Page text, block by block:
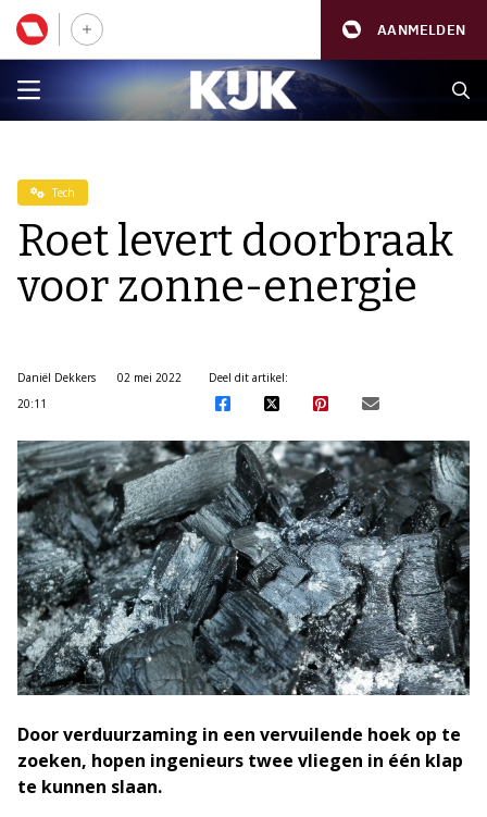
AANMELDEN
Tech
Roet levert doorbraak
voor zonne-energie
Daniël Dekkers
02 mei 2022
20:11
Deel dit artikel:
Door verduurzaming in een vervuilende hoek op te
zoeken, hopen ingenieurs twee vliegen in één klap
te kunnen slaan.